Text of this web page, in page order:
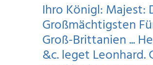
Ihro Königl:
Großmächtigsten
Groß-Brittanien ...
&c. leget